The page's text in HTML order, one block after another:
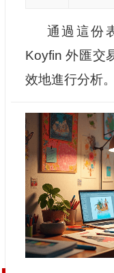
通過這份
Koyfin 外匯交
效地進行分析